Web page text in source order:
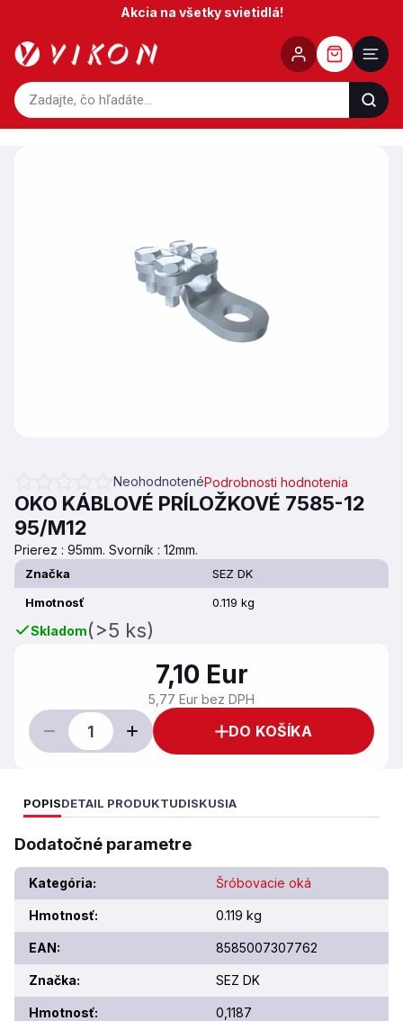
obsah
Akcia na všetky svietidlá!
Priemerné hodnotenie produktu je 0,0 z 5 hviezdičiek.
NeohodnotenéPodrobnosti hodnotenia
OKO KÁBLOVÉ PRÍLOŽKOVÉ 7585-12
95/M12
Prierez : 95mm. Svorník : 12mm.
Značka
SEZ DK
Hmotnosť
0.119 kg
Skladom(>5 ks)
7,10 Eur
5,77 Eur bez DPH
DO KOŠÍKA
POPISDETAIL PRODUKTUDISKUSIA
Dodatočné parametre
Kategória: Šróbovacie oká
Hmotnosť: 0.119 kg
EAN: 8585007307762
Značka: SEZ DK
Hmotnosť: 0,1187